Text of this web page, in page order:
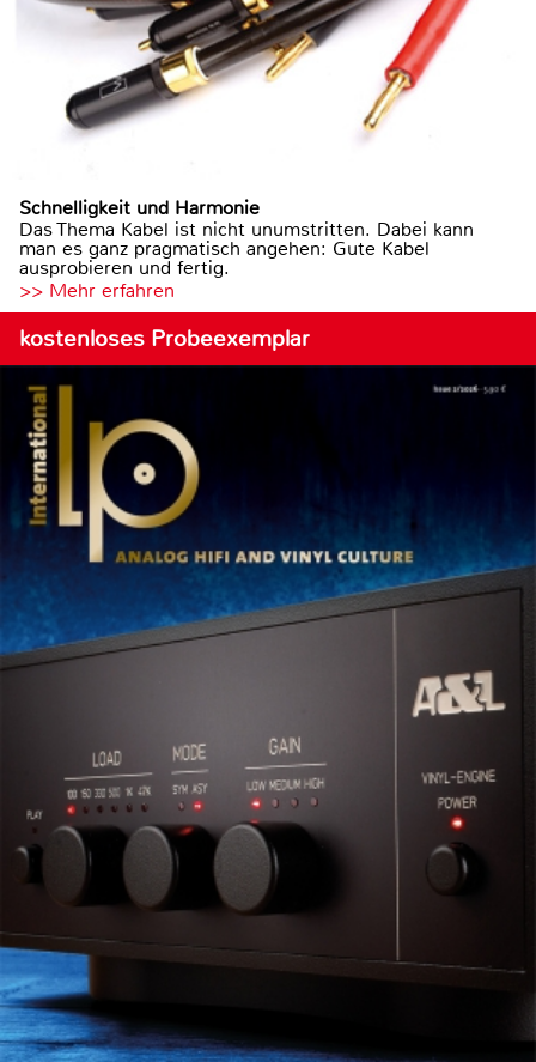
Schnelligkeit und Harmonie
Das Thema Kabel ist nicht unumstritten. Dabei kann
man es ganz pragmatisch angehen: Gute Kabel
ausprobieren und fertig.
>> Mehr erfahren
kostenloses Probeexemplar